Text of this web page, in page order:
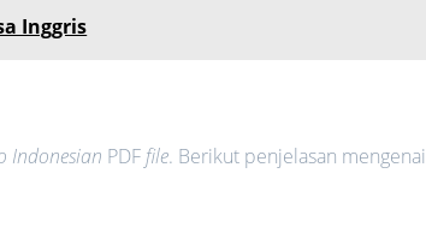
Inggris
Indonesian PDF file. Berikut penjelasan mengenai